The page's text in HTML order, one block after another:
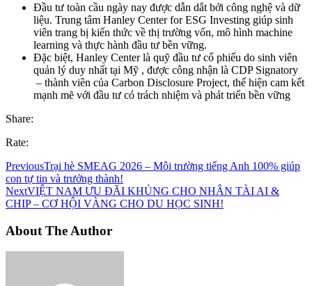
Đầu tư toàn cầu ngày nay được dẫn dắt bởi công nghệ và dữ
liệu. Trung tâm Hanley Center for ESG Investing giúp sinh
viên trang bị kiến thức về thị trường vốn, mô hình machine
learning và thực hành đầu tư bền vững.
Đặc biệt, Hanley Center là quỹ đầu tư cổ phiếu do sinh viên
quản lý duy nhất tại Mỹ , được công nhận là CDP Signatory
– thành viên của Carbon Disclosure Project, thể hiện cam kết
mạnh mẽ với đầu tư có trách nhiệm và phát triển bền vững
Share:
Rate:
PreviousTrại hè SMEAG 2026 – Môi trường tiếng Anh 100% giúp
con tự tin và trưởng thành!
NextVIỆT NAM ƯU ĐÃI KHỦNG CHO NHÂN TÀI AI &
CHIP – CƠ HỘI VÀNG CHO DU HỌC SINH!
About The Author